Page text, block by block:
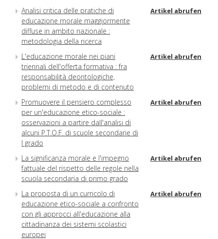
Analisi critica delle pratiche di
educazione morale maggiormente
diffuse in ambito nazionale :
metodologia della ricerca
Artikel abrufen
L'educazione morale nei piani
triennali dell'offerta formativa : fra
responsabilità deontologiche,
problemi di metodo e di contenuto
Artikel abrufen
Promuovere il pensiero complesso
per un'educazione etico-sociale :
osservazioni a partire dall'analisi di
alcuni P.T.O.F. di scuole secondarie di
I grado
Artikel abrufen
La significanza morale e l'impegno
fattuale del rispetto delle regole nella
scuola secondaria di primo grado
Artikel abrufen
La proposta di un curricolo di
educazione etico-sociale a confronto
con gli approcci all'educazione alla
cittadinanza dei sistemi scolastici
europei
Artikel abrufen